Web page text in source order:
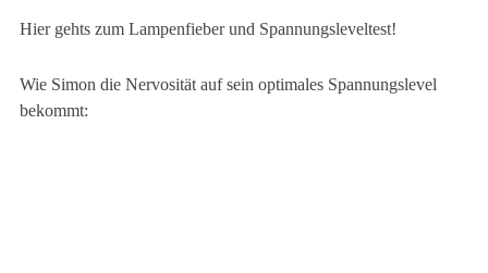
Hier gehts zum Lampenfieber und Spannungsleveltest!
Wie Simon die Nervosität auf sein optimales Spannungslevel
bekommt: